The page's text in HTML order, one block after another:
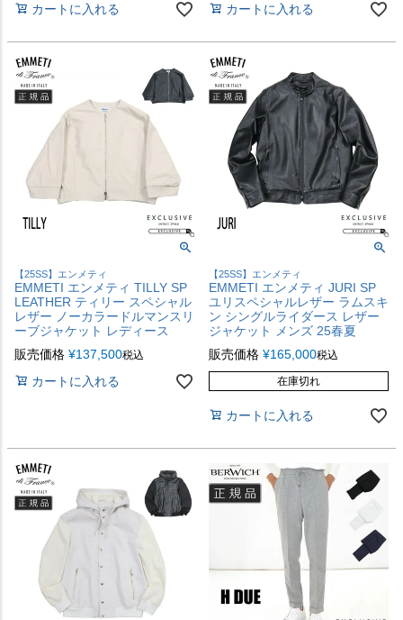
カートに入れる カートに入れる
【25SS】エンメティ
EMMETI エンメティ TILLY SP
LEATHER ティリー スペシャル
レザー ノーカラードルマンスリ
ーブジャケット レディース
販売価格 ¥137,500税込
カートに入れる
【25SS】エンメティ
EMMETI エンメティ JURI SP
ユリスペシャルレザー ラムスキ
ン シングルライダース レザー
ジャケット メンズ 25春夏
販売価格 ¥165,000税込
在庫切れ
カートに入れる